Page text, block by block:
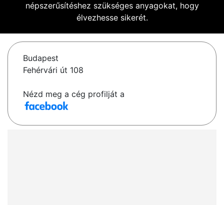
népszerűsítéshez szükséges anyagokat, hogy
élvezhesse sikerét.
Budapest
Fehérvári út 108
Nézd meg a cég profilját a